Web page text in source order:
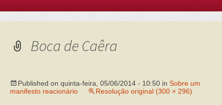
Boca de Caêra
Published on quinta-feira, 05/06/2014 - 10:50 in Sobre um
manifesto reacionário
Resolução original (300 × 296)